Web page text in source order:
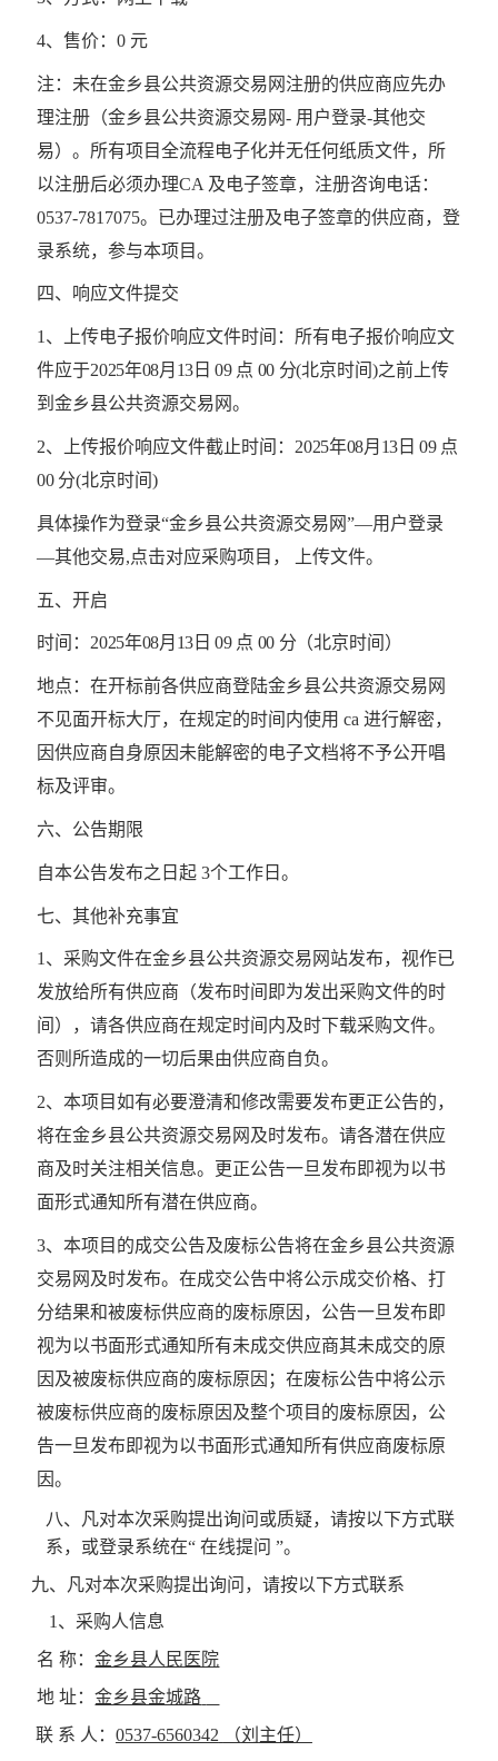
4、售价：0 元
注：未在金乡县公共资源交易网注册的供应商应先办
理注册（金乡县公共资源交易网- 用户登录-其他交
易）。所有项目全流程电子化并无任何纸质文件，所
以注册后必须办理CA 及电子签章，注册咨询电话：
0537-7817075。已办理过注册及电子签章的供应商，登
录系统，参与本项目。
四、响应文件提交
1、上传电子报价响应文件时间：所有电子报价响应文
件应于2025年08月13日 09 点 00 分(北京时间)之前上传
到金乡县公共资源交易网。
2、上传报价响应文件截止时间： 2025年08月13日 09 点
00 分(北京时间)
具体操作为登录“金乡县公共资源交易网”—用户登录
—其他交易,点击对应采购项目， 上传文件。
五、开启
时间： 2025年08月13日 09 点 00 分 （北京时间）
地点：在开标前各供应商登陆金乡县公共资源交易网
不见面开标大厅，在规定的时间内使用 ca 进行解密，
因供应商自身原因未能解密的电子文档将不予公开唱
标及评审。
六、公告期限
自本公告发布之日起 3个工作日。
七、其他补充事宜
1、采购文件在金乡县公共资源交易网站发布，视作已
发放给所有供应商（发布时间即为发出采购文件的时
间），请各供应商在规定时间内及时下载采购文件。
否则所造成的一切后果由供应商自负。
2、本项目如有必要澄清和修改需要发布更正公告的，
将在金乡县公共资源交易网及时发布。请各潜在供应
商及时关注相关信息。更正公告一旦发布即视为以书
面形式通知所有潜在供应商。
3、本项目的成交公告及废标公告将在金乡县公共资源
交易网及时发布。在成交公告中将公示成交价格、打
分结果和被废标供应商的废标原因，公告一旦发布即
视为以书面形式通知所有未成交供应商其未成交的原
因及被废标供应商的废标原因；在废标公告中将公示
被废标供应商的废标原因及整个项目的废标原因，公
告一旦发布即视为以书面形式通知所有供应商废标原
因。
八、凡对本次采购提出询问或质疑，请按以下方式联
系，或登录系统在“ 在线提问 ”。
九、凡对本次采购提出询问，请按以下方式联系
1、采购人信息
名 称：金乡县人民医院
地 址：金乡县金城路
联 系 人： 0537-6560342 （刘 主任）